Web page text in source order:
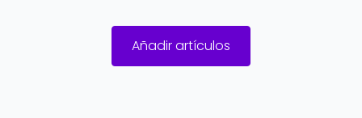
Añadir artículos